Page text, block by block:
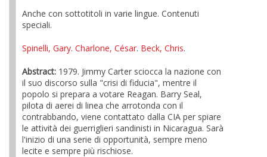
Anche con sottotitoli in varie lingue. Contenuti
speciali.
Spinelli, Gary. Charlone, César. Beck, Chris.
Abstract: 1979. Jimmy Carter sciocca la nazione con
il suo discorso sulla "crisi di fiducia", mentre il
popolo si prepara a votare Reagan. Barry Seal,
pilota di aerei di linea che arrotonda con il
contrabbando, viene contattato dalla CIA per spiare
le attività dei guerriglieri sandinisti in Nicaragua. Sarà
l'inizio di una serie di opportunità, sempre meno
lecite e sempre più rischiose.